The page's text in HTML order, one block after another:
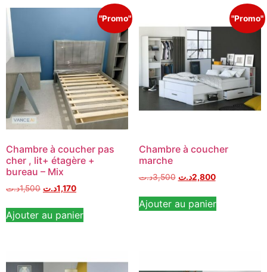
"Promo"
Chambre à coucher pas
cher , lit+ étagère +
bureau – Mix
1,500د.ت 1,170د.ت
Ajouter au panier
"Promo"
Chambre à coucher
marche
3,500د.ت 2,800د.ت
Ajouter au panier